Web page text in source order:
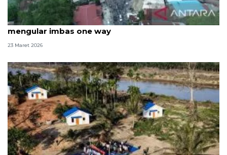
Lembah Anai dibuka penuh pascabencana, macet
mengular imbas one way
23 Maret 2026